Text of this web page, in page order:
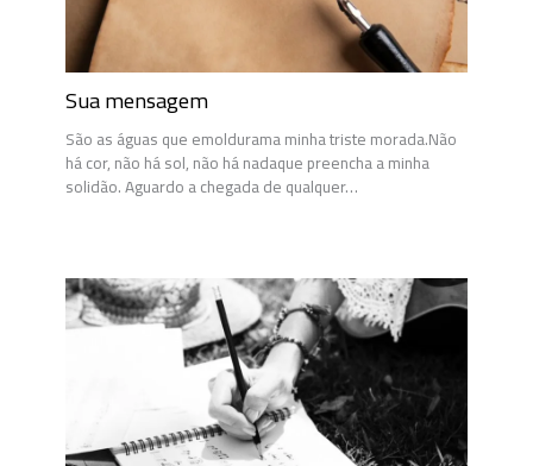
Sua mensagem
São as águas que emoldurama minha triste morada.Não
há cor, não há sol, não há nadaque preencha a minha
solidão. Aguardo a chegada de qualquer…